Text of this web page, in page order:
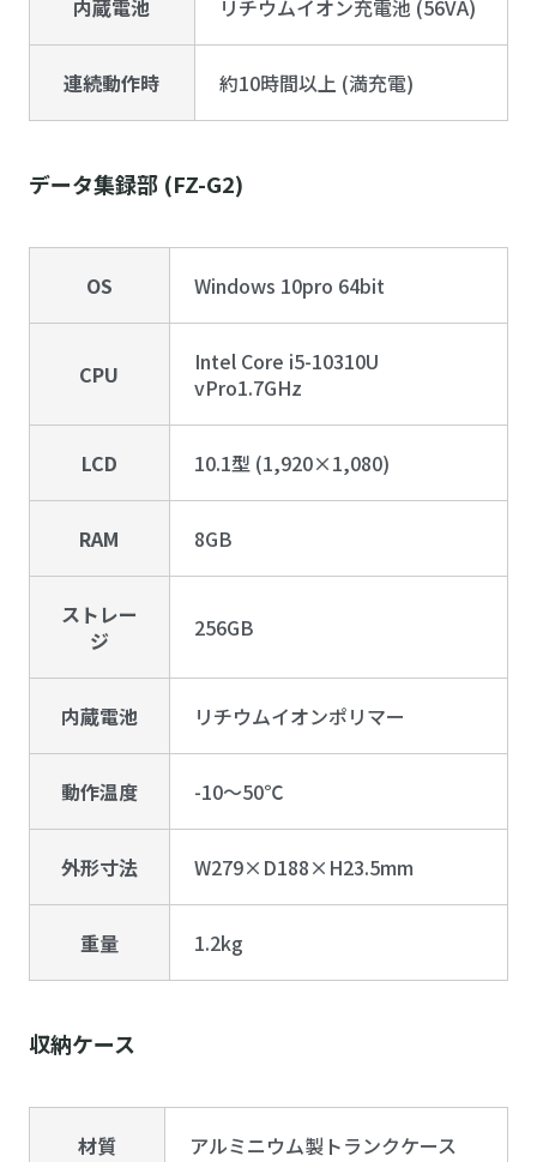
内蔵電池 リチウムイオン充電池 (56VA)
連続動作時 約10時間以上 (満充電)
データ集録部 (FZ-G2)
OS Windows 10pro 64bit
CPU
Intel Core i5-10310U
vPro1.7GHz
LCD 10.1型 (1,920×1,080)
RAM 8GB
ストレー
ジ
256GB
内蔵電池 リチウムイオンポリマー
動作温度 -10～50℃
外形寸法 W279×D188×H23.5mm
重量 1.2kg
収納ケース
材質 アルミニウム製トランクケース